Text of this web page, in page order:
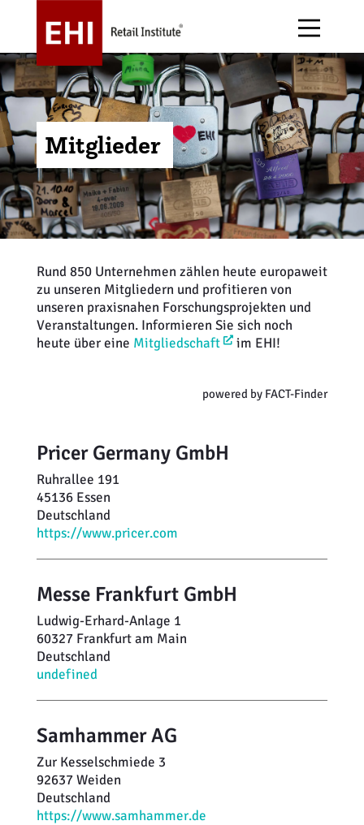
Mitglieder
Rund 850 Unternehmen zählen heute europaweit
zu unseren Mitgliedern und profitieren von
unseren praxisnahen Forschungsprojekten und
Veranstaltungen. Informieren Sie sich noch
heute über eine Mitgliedschaft im EHI!
powered by FACT-Finder
EHI
News (350)
Themen(15)
Publikationen (505)
Filter zurücksetzen
Pricer Germany GmbH
Ruhrallee 191
45136 Essen
Deutschland
https://www.pricer.com
Messe Frankfurt GmbH
Ludwig-Erhard-Anlage 1
60327 Frankfurt am Main
Deutschland
undefined
Samhammer AG
Zur Kesselschmiede 3
92637 Weiden
Deutschland
https://www.samhammer.de
Über uns
EHI Stiftung
Forschung
Publikationen
Handelsdaten
Magazin stores+shops
Podcast
E-Commerce
Handelsgastronomie
Handelsstruktur
Immobilien + Expansion
Informationstechnologie
Ladenplanung + Einrichtung
Marketing
Payment
Personal
Alle Events
Arbeitskreise
Awards
Messen
Initiativen